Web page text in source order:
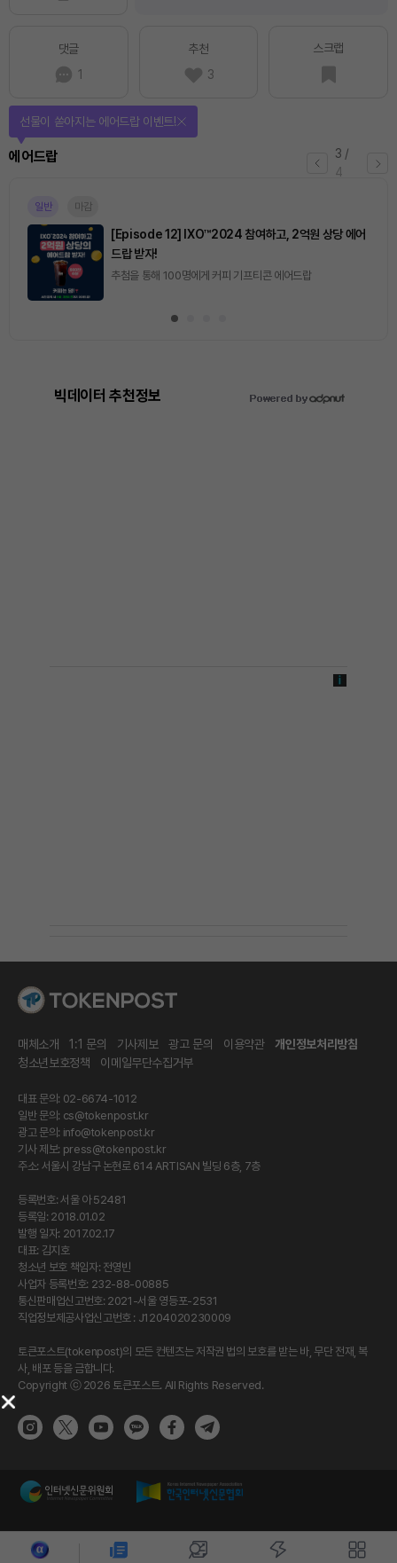
댓글
1
추천
3
스크랩
3 /
4
에어드랍
선물이 쏟아지는 에어드랍 이벤트!
일반 마감
[Episode 12] IXO™2024 참여하고, 2억원 상당 에어
드랍 받자!
추첨을 통해 100명에게 커피 기프티콘 에어드랍
빅데이터 추천정보
매체소개 1:1 문의 기사제보 광고 문의 이용약관
개인정보처리방침
청소년보호정책
이메일무단수집거부
대표 문의: 02-6674-1012
일반 문의: cs@tokenpost.kr
광고 문의: info@tokenpost.kr
기사 제보: press@tokenpost.kr
주소: 서울시 강남구 논현로 614 ARTISAN 빌딩 6층, 7층
등록번호: 서울 아 52481
등록일: 2018.01.02
발행 일자: 2017.02.17
대표: 김지호
청소년 보호 책임자: 전영빈
사업자 등록번호: 232-88-00885
통신판매업신고번호: 2021-서울 영등포-2531
직업정보제공사업신고번호 : J1204020230009
토큰포스트(tokenpost)의 모든 컨텐츠는 저작권 법의 보호를 받는 바, 무단 전재, 복
사, 배포 등을 금합니다.
Copyright ⓒ 2026 토큰포스트. All Rights Reserved.